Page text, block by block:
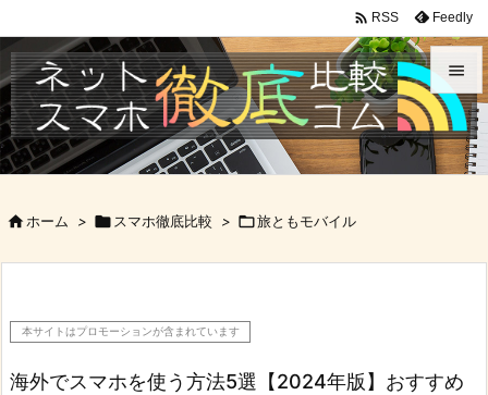


メニュ

 RSS Feedly
ホーム >  スマホ徹底比較 > 旅ともモバイル
本サイトはプロモーションが含まれています
海外でスマホを使う方法5選【2024年版】おすすめ